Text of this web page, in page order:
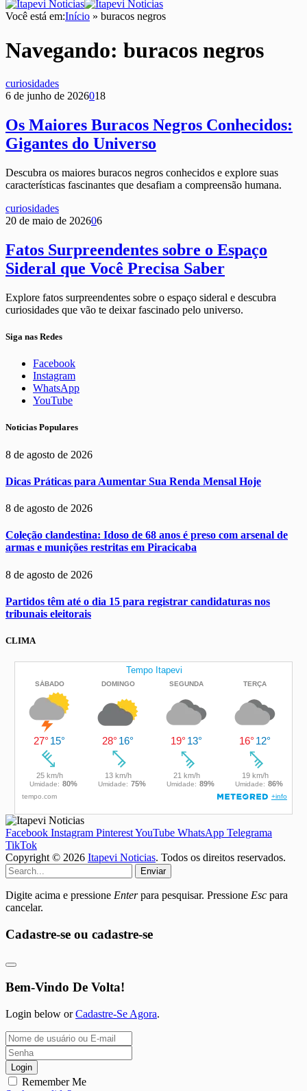
Você está em:Início » buracos negros
Navegando: buracos negros
curiosidades
6 de junho de 2026018
Os Maiores Buracos Negros Conhecidos:
Gigantes do Universo
Descubra os maiores buracos negros conhecidos e explore suas
características fascinantes que desafiam a compreensão humana.
curiosidades
20 de maio de 202606
Fatos Surpreendentes sobre o Espaço
Sideral que Você Precisa Saber
Explore fatos surpreendentes sobre o espaço sideral e descubra
curiosidades que vão te deixar fascinado pelo universo.
Siga nas Redes
Facebook
Instagram
WhatsApp
YouTube
Noticias Populares
8 de agosto de 2026
Dicas Práticas para Aumentar Sua Renda Mensal Hoje
8 de agosto de 2026
Coleção clandestina: Idoso de 68 anos é preso com arsenal de
armas e munições restritas em Piracicaba
8 de agosto de 2026
Partidos têm até o dia 15 para registrar candidaturas nos
tribunais eleitorais
CLIMA
Facebook Instagram PinterestYouTube WhatsApp Telegrama
TikTok
Copyright © 2026 Itapevi Noticias. Todos os direitos reservados.
Enviar
Digite acima e pressione Enterpara pesquisar. Pressione Esc para
cancelar.
Cadastre-se ou cadastre-se
Bem-Vindo De Volta!
Login below orCadastre-Se Agora.
Login
Remember Me